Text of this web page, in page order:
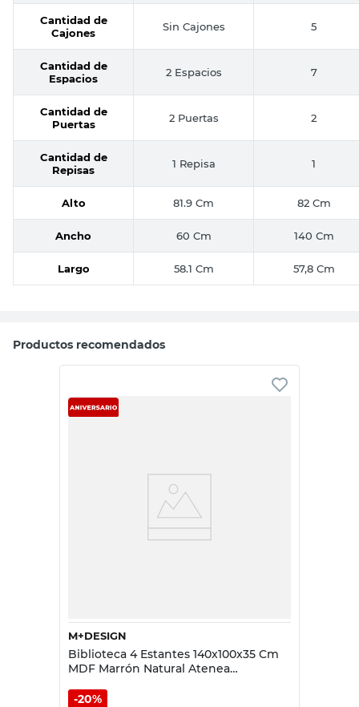
Cantidad de
Cajones
Sin Cajones 5
Cantidad de
Espacios
2 Espacios 7
Cantidad de
Puertas
2 Puertas 2
Cantidad de
Repisas
1 Repisa 1
Alto 81.9 Cm 82 Cm
Ancho 60 Cm 140 Cm
Largo 58.1 Cm 57,8 Cm
Productos recomendados
M+DESIGN
Biblioteca 4 Estantes 140x100x35 Cm
MDF Marrón Natural Atenea
20%